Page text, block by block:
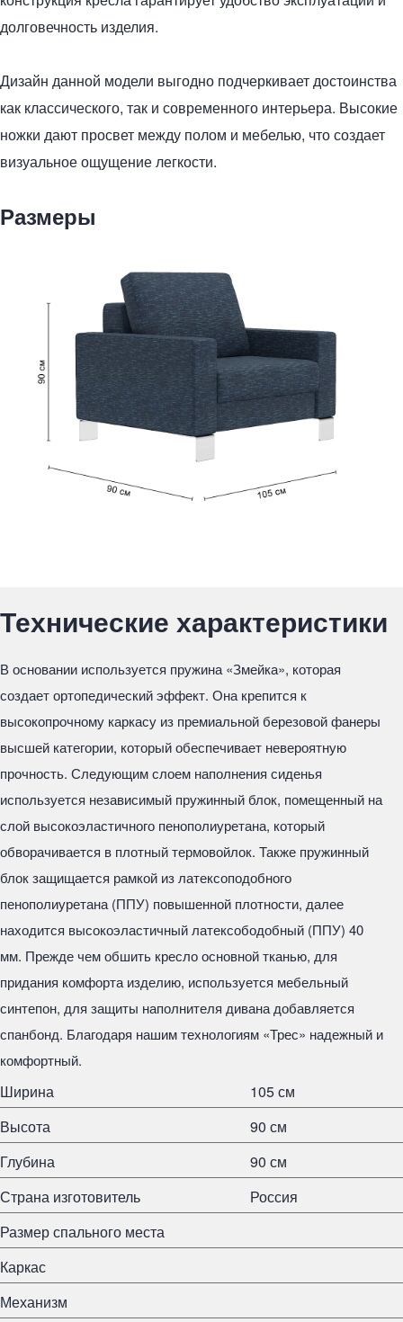
долговечность изделия.
Дизайн данной модели выгодно подчеркивает достоинства
как классического, так и современного интерьера. Высокие
ножки дают просвет между полом и мебелью, что создает
визуальное ощущение легкости.
Размеры
Технические характеристики
В основании используется пружина «Змейка», которая
создает ортопедический эффект. Она крепится к
высокопрочному каркасу из премиальной березовой фанеры
высшей категории, который обеспечивает невероятную
прочность. Следующим слоем наполнения сиденья
используется независимый пружинный блок, помещенный на
слой высокоэластичного пенополиуретана, который
обворачивается в плотный термовойлок. Также пружинный
блок защищается рамкой из латексоподобного
пенополиуретана (ППУ) повышенной плотности, далее
находится высокоэластичный латексободобный (ППУ) 40
мм. Прежде чем обшить кресло основной тканью, для
придания комфорта изделию, используется мебельный
синтепон, для защиты наполнителя дивана добавляется
спанбонд. Благодаря нашим технологиям «Трес» надежный и
комфортный.
Ширина
105 см
Высота
90 см
Глубина
90 см
Страна изготовитель
Россия
Размер спального места
Каркас
Механизм